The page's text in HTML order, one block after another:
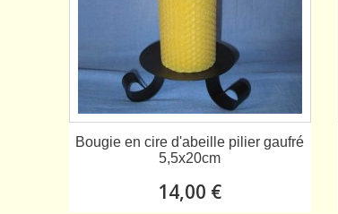
Bougie en cire d'abeille pilier gaufré
5,5x20cm
14,00 €